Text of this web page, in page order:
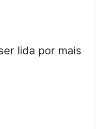
lida por mais